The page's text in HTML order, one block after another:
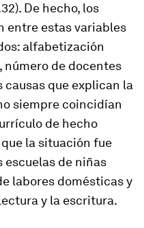
De hecho, los
entre estas variables
alfabetización
número de docentes
causas que explican la
siempre coincidían
de hecho
la situación fue
escuelas de niñas
labores domésticas y
y la escritura.